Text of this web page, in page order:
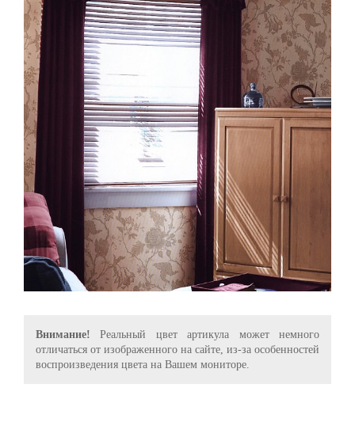
Внимание! Реальный цвет артикула может немного
отличаться от изображенного на сайте, из-за особенностей
воспроизведения цвета на Вашем мониторе.